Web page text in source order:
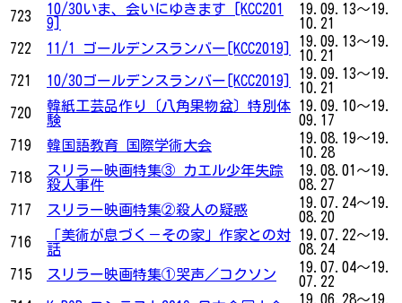
723
10/30いま、会いにゆきます [KCC201
9]
19.09.13～19.
10.21
722
11/1 ゴールデンスランバー[KCC2019]
19.09.13～19.
10.21
721
10/30ゴールデンスランバー[KCC2019]
19.09.13～19.
10.21
720
韓紙工芸品作り〔八角果物盆〕特別体
験
19.09.10～19.
09.17
719
韓国語教育 国際学術大会
19.08.19～19.
10.28
718
スリラー映画特集③ カエル少年失踪
殺人事件
19.08.01～19.
08.27
717
スリラー映画特集②殺人の疑惑
19.07.24～19.
08.20
716
「美術が息づく－その家」作家との対
話
19.07.22～19.
08.24
715
スリラー映画特集①哭声／コクソン
19.07.04～19.
07.22
19.06.28～19.